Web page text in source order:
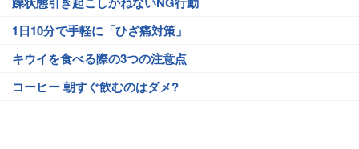
1日10分で手軽に「ひざ痛対策」
キウイを食べる際の3つの注意点
コーヒー 朝すぐ飲むのはダメ?